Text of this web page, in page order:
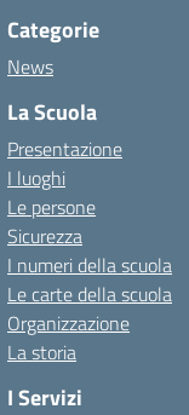
Categorie
News
La Scuola
Presentazione
I luoghi
Le persone
Sicurezza
I numeri della scuola
Le carte della scuola
Organizzazione
La storia
I Servizi